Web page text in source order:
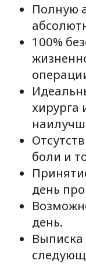
Полную
100%
хирурга
боли и
день
день.